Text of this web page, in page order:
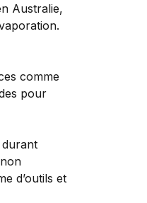
Australie,
comme
pour
durant
d’outils et